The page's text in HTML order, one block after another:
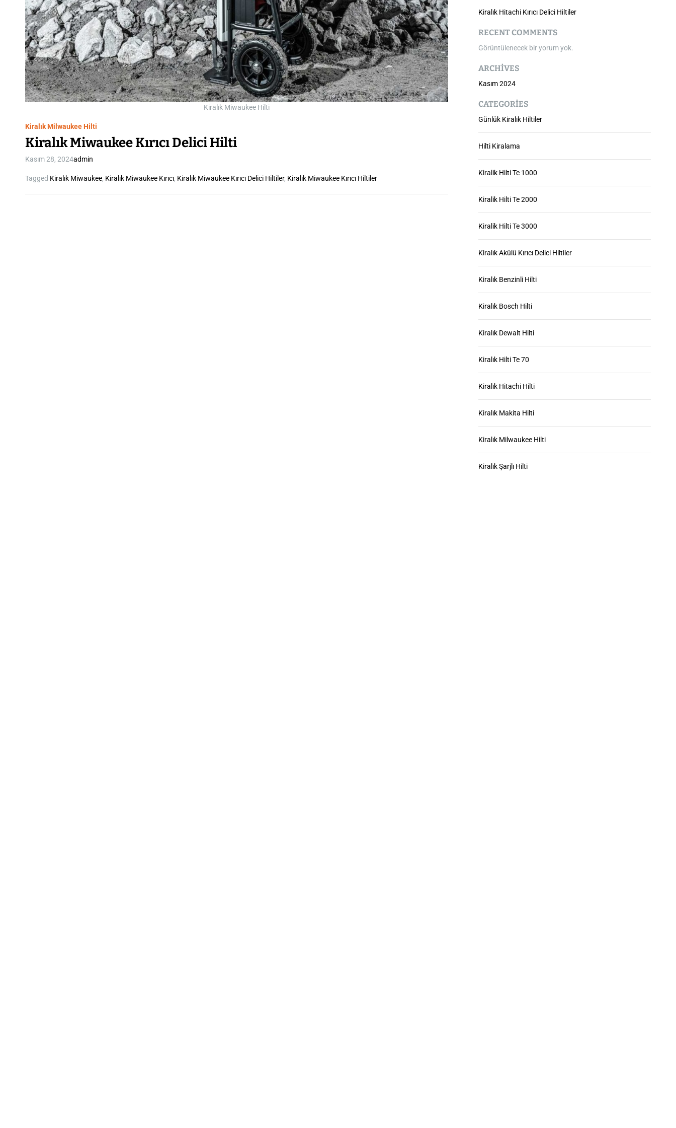
Kiralık Miwaukee Hilti
Kiralık Milwaukee Hilti
Kiralık Miwaukee Kırıcı Delici Hilti
Kasım 28, 2024admin
Tagged Kiralık Miwaukee, Kiralık Miwaukee Kırıcı, Kiralık Miwaukee Kırıcı Delici Hiltiler, Kiralık Miwaukee Kırıcı Hiltiler
Kiralık Hitachi Kırıcı Delici Hiltiler
RECENT COMMENTS
Görüntülenecek bir yorum yok.
ARCHIVES
Kasım 2024
CATEGORIES
Günlük Kiralık Hiltiler
Hilti Kiralama
Kiralik Hilti Te 1000
Kiralik Hilti Te 2000
Kiralik Hilti Te 3000
Kiralık Akülü Kırıcı Delici Hiltiler
Kiralık Benzinli Hilti
Kiralık Bosch Hilti
Kiralık Dewalt Hilti
Kiralık Hilti Te 70
Kiralık Hitachi Hilti
Kiralık Makita Hilti
Kiralık Milwaukee Hilti
Kiralık Şarjlı Hilti